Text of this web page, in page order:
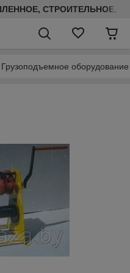
СТРОИТЕЛЬНОЕ,
Грузоподъемное оборудование